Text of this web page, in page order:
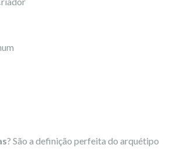
? São a definição perfeita do arquétipo